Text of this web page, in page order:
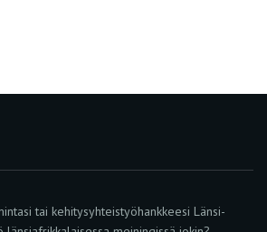
tai kehitysyhteistyöhankkeesi Länsi-